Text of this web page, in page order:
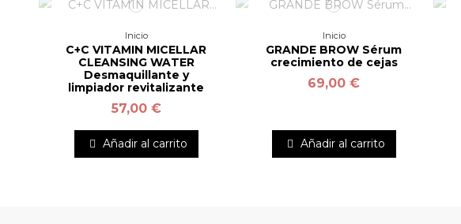
Inicio
C+C VITAMIN MICELLAR
CLEANSING WATER
Desmaquillante y
limpiador revitalizante
57,00 €
Añadir al carrito
Inicio
GRANDE BROW Sérum
crecimiento de cejas
69,00 €
Añadir al carrito